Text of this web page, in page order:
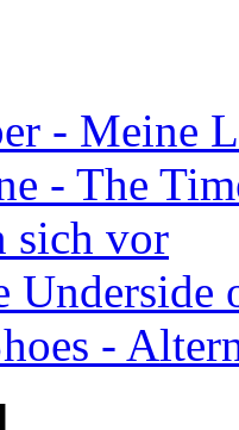
- Meine
- The
sich vor
Underside
-